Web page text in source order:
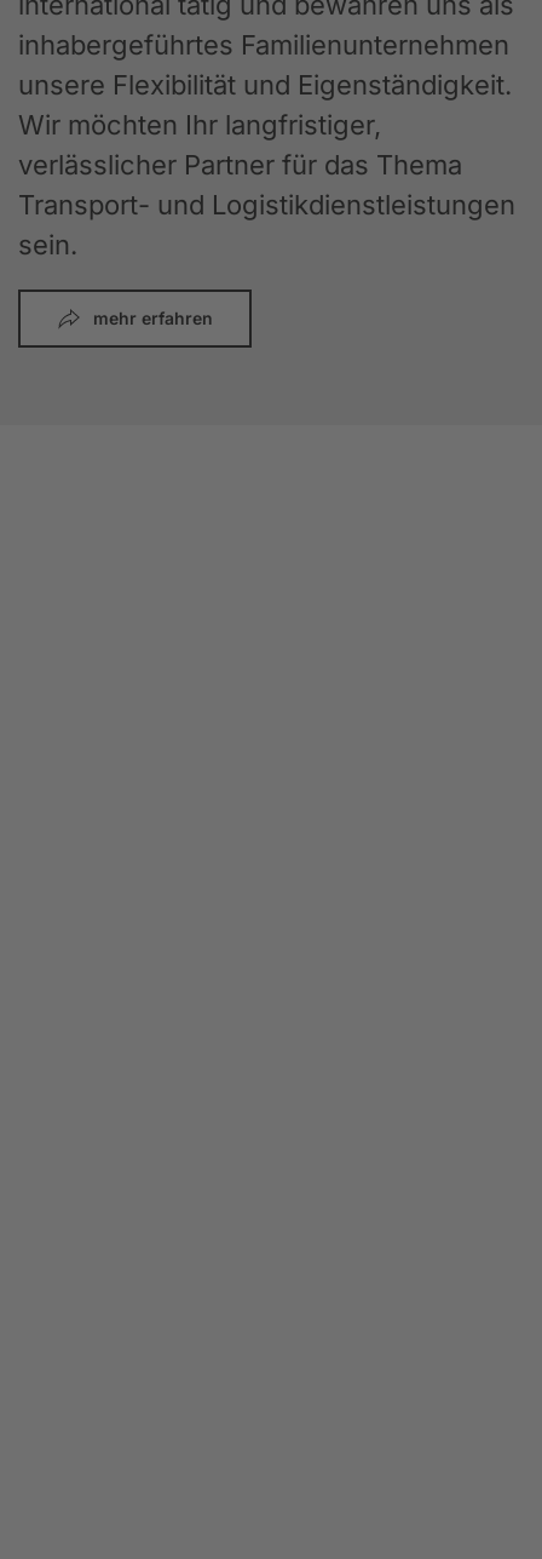
inhabergeführtes Familienunternehmen
unsere Flexibilität und Eigenständigkeit.
Wir möchten Ihr langfristiger,
verlässlicher Partner für das Thema
Transport- und Logistikdienstleistungen
sein.
mehr erfahren